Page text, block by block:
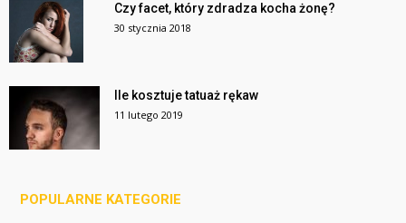
Czy facet, który zdradza kocha żonę?
30 stycznia 2018
Ile kosztuje tatuaż rękaw
11 lutego 2019
POPULARNE KATEGORIE